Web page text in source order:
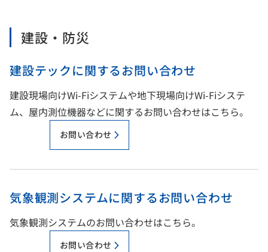
建設・防災
建設テックに関するお問い合わせ
建設現場向けWi-Fiシステムや地下現場向けWi-Fiシステ
ム、屋内測位機器などに関するお問い合わせはこちら。
お問い合わせ
気象観測システムに関するお問い合わせ
気象観測システムのお問い合わせはこちら。
お問い合わせ